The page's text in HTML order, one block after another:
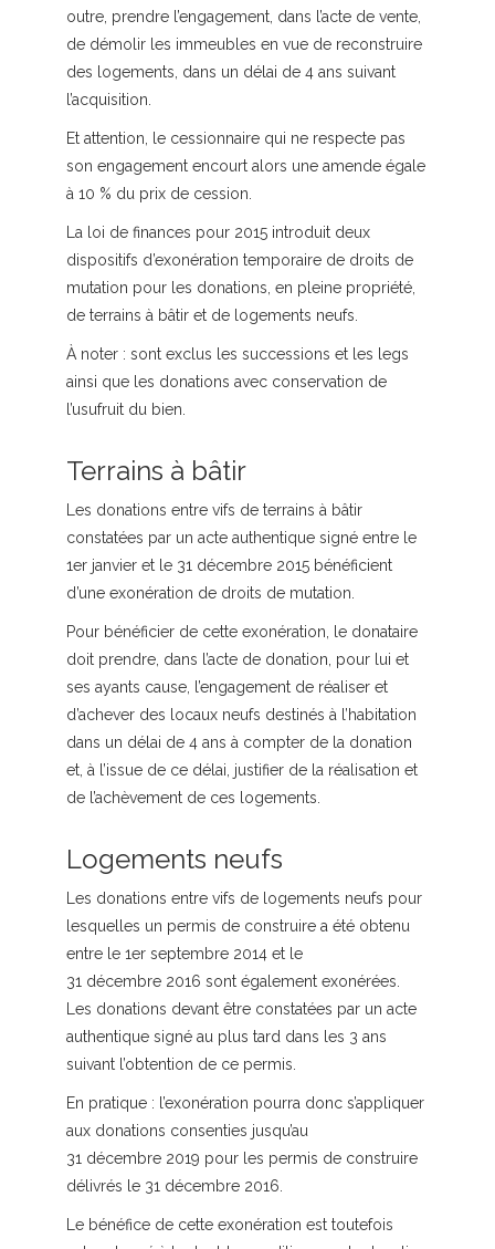
outre, prendre l’engagement, dans l’acte de vente,
de démolir les immeubles en vue de reconstruire
des logements, dans un délai de 4 ans suivant
l’acquisition.
Et attention, le cessionnaire qui ne respecte pas
son engagement encourt alors une amende égale
à 10 % du prix de cession.
La loi de finances pour 2015 introduit deux
dispositifs d’exonération temporaire de droits de
mutation pour les donations, en pleine propriété,
de terrains à bâtir et de logements neufs.
À noter : sont exclus les successions et les legs
ainsi que les donations avec conservation de
l’usufruit du bien.
Terrains à bâtir
Les donations entre vifs de terrains à bâtir
constatées par un acte authentique signé entre le
1er janvier et le 31 décembre 2015 bénéficient
d’une exonération de droits de mutation.
Pour bénéficier de cette exonération, le donataire
doit prendre, dans l’acte de donation, pour lui et
ses ayants cause, l’engagement de réaliser et
d’achever des locaux neufs destinés à l’habitation
dans un délai de 4 ans à compter de la donation
et, à l’issue de ce délai, justifier de la réalisation et
de l’achèvement de ces logements.
Logements neufs
Les donations entre vifs de logements neufs pour
lesquelles un permis de construire a été obtenu
entre le 1er septembre 2014 et le
31 décembre 2016 sont également exonérées.
Les donations devant être constatées par un acte
authentique signé au plus tard dans les 3 ans
suivant l’obtention de ce permis.
En pratique : l’exonération pourra donc s’appliquer
aux donations consenties jusqu’au
31 décembre 2019 pour les permis de construire
délivrés le 31 décembre 2016.
Le bénéfice de cette exonération est toutefois